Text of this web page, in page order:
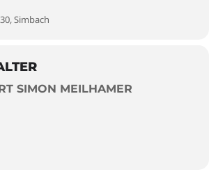
Simbach
SIMON MEILHAMER